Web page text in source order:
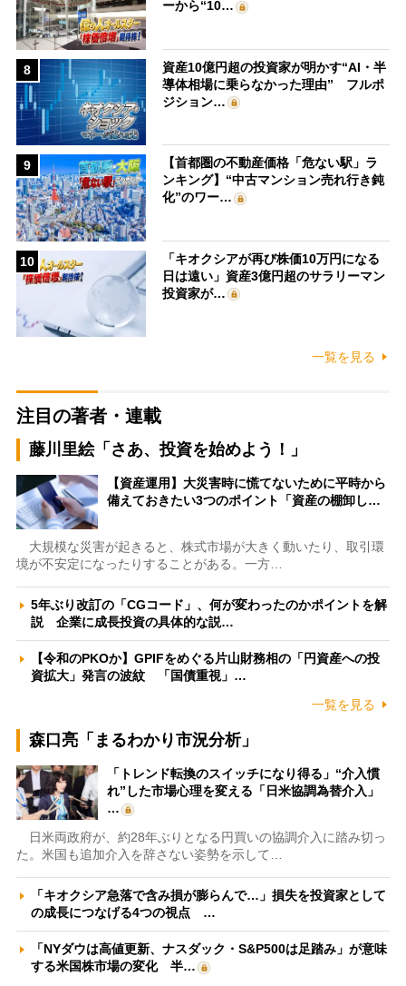
ーから“10…
8
資産10億円超の投資家が明かす“AI・半
導体相場に乗らなかった理由” フルポ
ジション…
9
【首都圏の不動産価格「危ない駅」ラ
ンキング】“中古マンション売れ行き鈍
化”のワー…
10
「キオクシアが再び株価10万円になる
日は遠い」資産3億円超のサラリーマン
投資家が…
一覧を見る
注目の著者・連載
藤川里絵「さあ、投資を始めよう！」
【資産運用】大災害時に慌てないために平時から
備えておきたい3つのポイント「資産の棚卸し…
大規模な災害が起きると、株式市場が大きく動いたり、取引環
境が不安定になったりすることがある。一方…
5年ぶり改訂の「CGコード」、何が変わったのかポイントを解
説 企業に成長投資の具体的な説…
【令和のPKOか】GPIFをめぐる片山財務相の「円資産への投
資拡大」発言の波紋 「国債重視」…
一覧を見る
森口亮「まるわかり市況分析」
「トレンド転換のスイッチになり得る」“介入慣
れ”した市場心理を変える「日米協調為替介入」
…
日米両政府が、約28年ぶりとなる円買いの協調介入に踏み切っ
た。米国も追加介入を辞さない姿勢を示して…
「キオクシア急落で含み損が膨らんで…」損失を投資家として
の成長につなげる4つの視点 …
「NYダウは高値更新、ナスダック・S&P500は足踏み」が意味
する米国株市場の変化 半…